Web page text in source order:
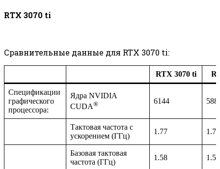
RTX 3070 ti
Сравнительные данные для RTX 3070 ti:
RTX 3070 ti
Спецификации
графического
процессора:
Ядра NVIDIA
CUDA® 6144
Тактовая частота с
ускорением (ГГц)
1.77 1.73
Базовая тактовая
частота (ГГц)
1.58 1.50